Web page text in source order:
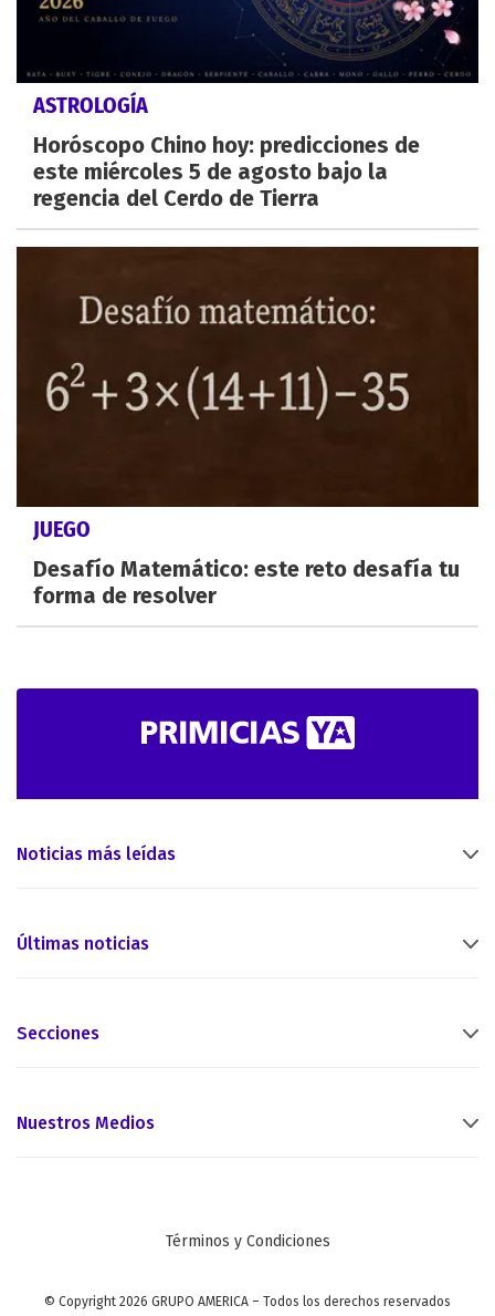
ASTROLOGÍA
Horóscopo Chino hoy: predicciones de
este miércoles 5 de agosto bajo la
regencia del Cerdo de Tierra
JUEGO
Desafío Matemático: este reto desafía tu
forma de resolver
Noticias más leídas
Últimas noticias
Secciones
Nuestros Medios
Términos y Condiciones
© Copyright 2026 GRUPO AMERICA – Todos los derechos reservados